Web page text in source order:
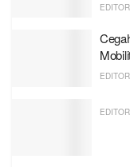
EDITOR
EDITOR
EDITOR